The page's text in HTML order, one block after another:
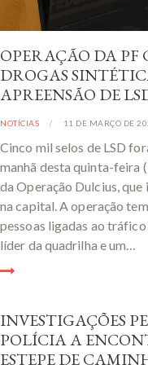
OPERAÇÃO DA
DROGAS
APREENSÃO DE
NOTÍCIAS 11 DE MARÇO DE
Cinco mil selos de LSD
manhã desta quinta-feira
da Operação Dulcius,
na capital. A operação
pessoas ligadas ao
líder da quadrilha e um…
INVESTIGAÇÕES
POLÍCIA A
ESTEPE DE